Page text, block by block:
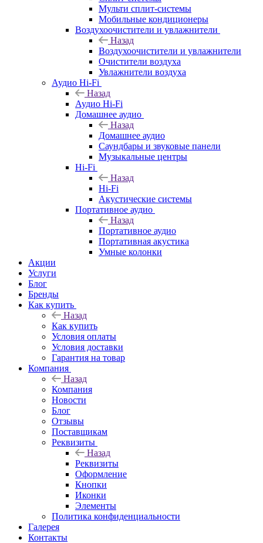
Мульти сплит-системы
Мобильные кондиционеры
Воздухоочистители и увлажнители
Назад
Воздухоочистители и увлажнители
Очистители воздуха
Увлажнители воздуха
Аудио Hi-Fi
Назад
Аудио Hi-Fi
Домашнее аудио
Назад
Домашнее аудио
Саундбары и звуковые панели
Музыкальные центры
Hi-Fi
Назад
Hi-Fi
Акустические системы
Портативное аудио
Назад
Портативное аудио
Портативная акустика
Умные колонки
Акции
Услуги
Блог
Бренды
Как купить
Назад
Как купить
Условия оплаты
Условия доставки
Гарантия на товар
Компания
Назад
Компания
Новости
Блог
Отзывы
Поставщикам
Реквизиты
Назад
Реквизиты
Оформление
Кнопки
Иконки
Элементы
Политика конфиденциальности
Галерея
Контакты